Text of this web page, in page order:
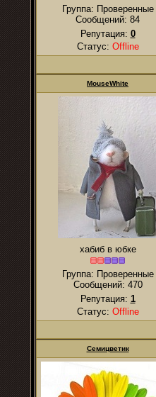
Группа: Проверенные
Сообщений: 84
Репутация: 0
Статус: Offline
MouseWhite
хабиб в юбке
Группа: Проверенные
Сообщений: 470
Репутация: 1
Статус: Offline
Семицветик